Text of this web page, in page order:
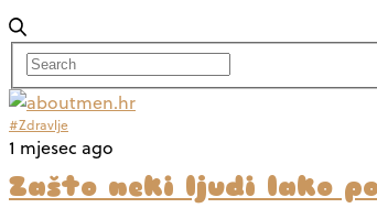
#Zdravlje
1 mjesec ago
Zašto neki ljudi lako